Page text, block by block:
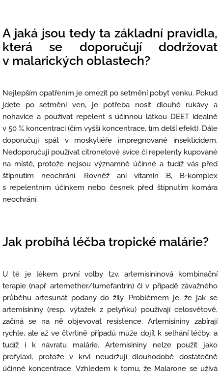
A jaká jsou tedy ta základní pravidla,
která se doporučují dodržovat
v malarických oblastech?
Nejlepším opatřením je omezit po setmění pobyt venku. Pokud
jdete po setmění ven, je potřeba nosit dlouhé rukávy a
nohavice a používat repelent s účinnou látkou DEET ideálně
v 50 % koncentraci (čím vyšší koncentrace, tím delší efekt). Dále
doporučuji spát v moskytiéře impregnované insekticidem.
Nedoporučuji používat citronelové svíce či repelenty kupované
na místě, protože nejsou významně účinné a tudíž vás před
štípnutím neochrání. Rovněž ani vitamin B, B-komplex
s repelentním účinkem nebo česnek před štípnutím komára
neochrání.
Jak probíhá léčba tropické malárie?
U té je lékem první volby tzv. artemisininová kombinační
terapie (např. artemether/lumefantrin) či v případě závažného
průběhu artesunát podaný do žíly. Problémem je, že jak se
artemisininy (resp. výtažek z pelyňku) používají celosvětově,
začíná se na ně objevovat resistence. Artemisininy zabírají
rychle, ale až ve čtvrtině případů může dojít k selhání léčby, a
tudíž i k návratu malárie. Artemisininy nelze použít jako
profylaxi, protože v krvi neudržují dlouhodobě dostatečně
účinné koncentrace. Vzhledem k tomu, že Malarone se užívá